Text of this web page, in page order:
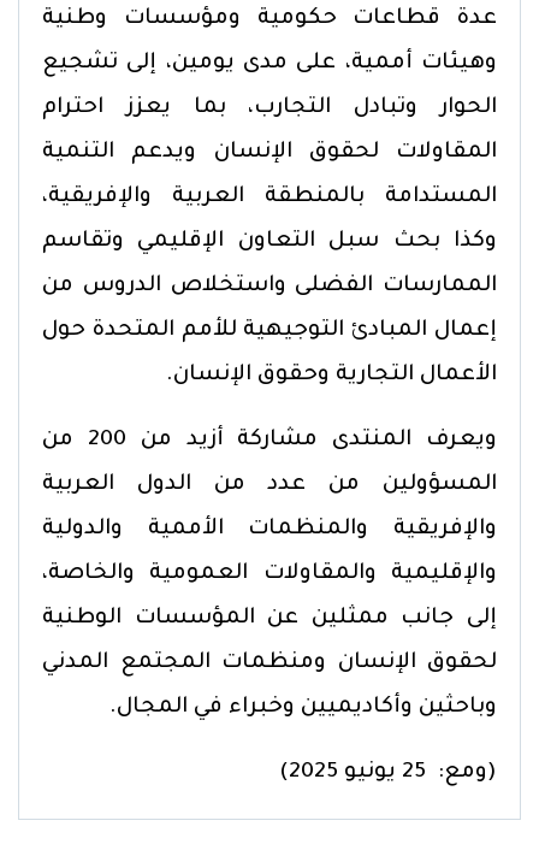
عدة قطاعات حكومية ومؤسسات وطنية
وهيئات أممية، على مدى يومين، إلى تشجيع
الحوار وتبادل التجارب، بما يعزز احترام
المقاولات لحقوق الإنسان ويدعم التنمية
المستدامة بالمنطقة العربية والإفريقية،
وكذا بحث سبل التعاون الإقليمي وتقاسم
الممارسات الفضلى واستخلاص الدروس من
إعمال المبادئ التوجيهية للأمم المتحدة حول
الأعمال التجارية وحقوق الإنسان.
ويعرف المنتدى مشاركة أزيد من 200 من
المسؤولين من عدد من الدول العربية
والإفريقية والمنظمات الأممية والدولية
والإقليمية والمقاولات العمومية والخاصة،
إلى جانب ممثلين عن المؤسسات الوطنية
لحقوق الإنسان ومنظمات المجتمع المدني
وباحثين وأكاديميين وخبراء في المجال.
(ومع: 25 يونيو 2025)